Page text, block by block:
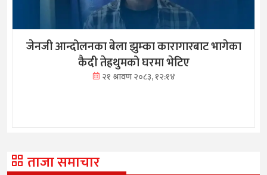
जेनजी आन्दोलनका बेला झुम्का कारागारबाट भागेका
कैदी तेह्रथुमको घरमा भेटिए
२१ श्रावण २०८३, १२:१४
ताजा समाचार